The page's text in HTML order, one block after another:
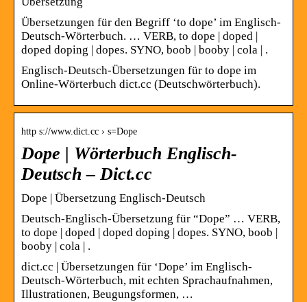
Übersetzungen für den Begriff ‘to dope’ im Englisch-
Deutsch-Wörterbuch. … VERB, to dope | doped |
doped doping | dopes. SYNO, boob | booby | cola | .
Englisch-Deutsch-Übersetzungen für to dope im
Online-Wörterbuch dict.cc (Deutschwörterbuch).
http s://www.dict.cc › s=Dope
Dope | Wörterbuch Englisch-
Deutsch – Dict.cc
Dope | Übersetzung Englisch-Deutsch
Deutsch-Englisch-Übersetzung für “Dope” … VERB,
to dope | doped | doped doping | dopes. SYNO, boob |
booby | cola | .
dict.cc | Übersetzungen für ‘Dope’ im Englisch-
Deutsch-Wörterbuch, mit echten Sprachaufnahmen,
Illustrationen, Beugungsformen, …